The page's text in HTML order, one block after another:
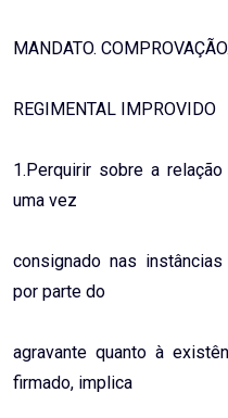
MANDATO.
REGIMENTAL IMPROVIDO
1.Perquirir sobre a
uma vez
consignado nas
por parte do
agravante quanto à
firmado, implica